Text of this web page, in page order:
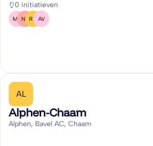
0 initiatieven
MS NB RM AV
AL
Alphen-Chaam
Alphen, Bavel AC, Chaam